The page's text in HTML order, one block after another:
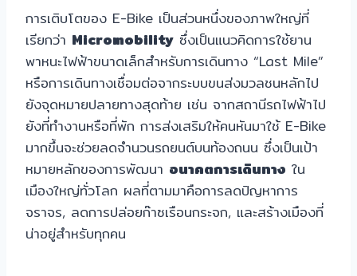
การเติบโตของ E-Bike เป็นส่วนหนึ่งของภาพใหญ่ที่
เรียกว่า Micromobility ซึ่งเป็นแนวคิดการใช้ยาน
พาหนะไฟฟ้าขนาดเล็กสำหรับการเดินทาง “Last Mile”
หรือการเดินทางเชื่อมต่อจากระบบขนส่งมวลชนหลักไป
ยังจุดหมายปลายทางสุดท้าย เช่น จากสถานีรถไฟฟ้าไป
ยังที่ทำงานหรือที่พัก การส่งเสริมให้คนหันมาใช้ E-Bike
มากขึ้นจะช่วยลดจำนวนรถยนต์บนท้องถนน ซึ่งเป็นเป้า
หมายหลักของการพัฒนา อนาคตการเดินทาง ใน
เมืองใหญ่ทั่วโลก ผลที่ตามมาคือการลดปัญหาการ
จราจร, ลดการปล่อยก๊าซเรือนกระจก, และสร้างเมืองที่
น่าอยู่สำหรับทุกคน